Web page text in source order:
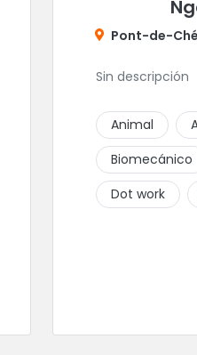
Pont-de-
Sin descripción
Animal
Biomecánico
Dot work